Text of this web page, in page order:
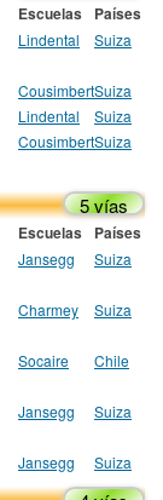
Escuelas Países
Lindental Suiza
CousimbertSuiza
Lindental
Suiza
CousimbertSuiza
5 vías
Escuelas Países
Jansegg Suiza
Charmey Suiza
Socaire Chile
Jansegg Suiza
Jansegg Suiza